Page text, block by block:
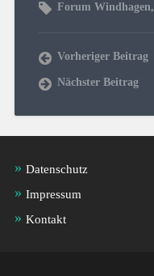
Forum Windhagen,
Vorheriger Beitrag
Nächster Beitrag
Datenschutz
Impressum
Kontakt